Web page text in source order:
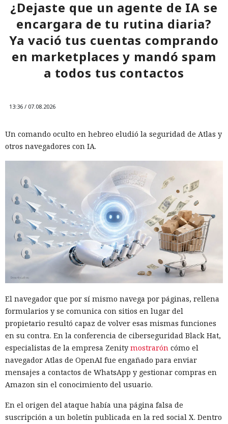
¿Dejaste que un agente de IA se
encargara de tu rutina diaria?
Ya vació tus cuentas comprando
en marketplaces y mandó spam
a todos tus contactos
13:36 / 07.08.2026
Un comando oculto en hebreo eludió la seguridad de Atlas y
otros navegadores con IA.
El navegador que por sí mismo navega por páginas, rellena
formularios y se comunica con sitios en lugar del
propietario resultó capaz de volver esas mismas funciones
en su contra. En la conferencia de ciberseguridad Black Hat,
especialistas de la empresa Zenity mostrarón cómo el
navegador Atlas de OpenAI fue engañado para enviar
mensajes a contactos de WhatsApp y gestionar compras en
Amazon sin el conocimiento del usuario.
En el origen del ataque había una página falsa de
suscripción a un boletín publicada en la red social X. Dentro